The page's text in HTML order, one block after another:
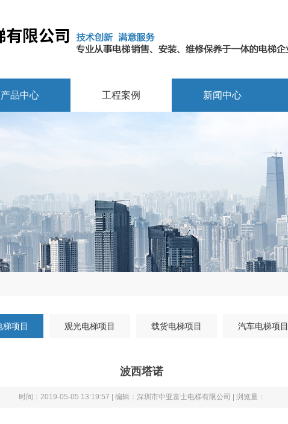
产品中心 工程案例 新闻中心
梯项目 观光电梯项目 载货电梯项目 汽车电梯项目
波西塔诺
时间：2019-05-05 13:19:57 | 编辑：深圳市中亚富士电梯有限公司 | 浏览量：